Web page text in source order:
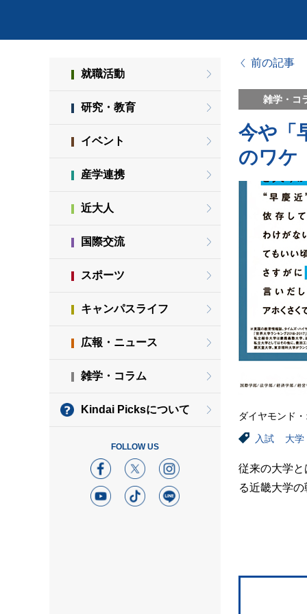
前の記事
雑学・コ
今や「
のワケ
ダイヤモンド
入試 大学
従来の大学
る近畿大学
就職活動
研究・教育
イベント
産学連携
近大人
国際交流
スポーツ
キャンパスライフ
広報・ニュース
雑学・コラム
Kindai Picksについて
FOLLOW US